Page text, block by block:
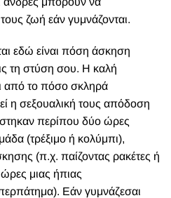
ζωή εάν γυμνάζονται.
εδώ είναι πόση άσκηση
τη στύση σου. Η καλή
από το πόσο σκληρά
η σεξουαλική τους απόδοση
περίπου δύο ώρες
(τρέξιμο ή κολύμπι),
(π.χ. παίζοντας ρακέτες ή
ώρες μιας ήπιας
Εάν γυμνάζεσαι